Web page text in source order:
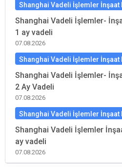
Shanghai Vadeli İşlemler İnşaat
Shanghai Vadeli İşlemler-
1 ay vadeli
07.08.2026
Shanghai Vadeli İşlemler İnşaat
Shanghai Vadeli İşlemler-
2 Ay Vadeli
07.08.2026
Shanghai Vadeli İşlemler İnşaat
Shanghai Vadeli İşlemler
ay vadeli
07.08.2026